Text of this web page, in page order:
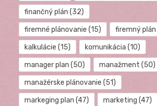
finančný plán (32)
firemné plánovanie (15) firemný plán
kalkulácie (15) komunikácia (10)
manager plan (50) manažment (50)
manažérske plánovanie (51)
markeging plan (47) marketing (47)